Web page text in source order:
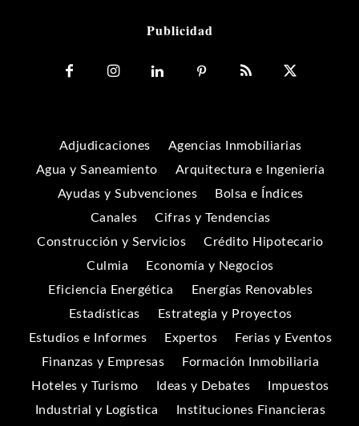
Publicidad
Adjudicaciones
Agencias Inmobiliarias
Agua y Saneamiento
Arquitectura e Ingeniería
Ayudas y Subvenciones
Bolsa e Índices
Canales
Cifras y Tendencias
Construcción y Servicios
Crédito Hipotecario
Culmia
Economía y Negocios
Eficiencia Energética
Energías Renovables
Estadísticas
Estrategia y Proyectos
Estudios e Informes
Expertos
Ferias y Eventos
Finanzas y Empresas
Formación Inmobiliaria
Hoteles y Turismo
Ideas y Debates
Impuestos
Industrial y Logística
Instituciones Financieras